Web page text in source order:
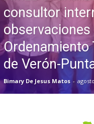
consultor
observaciones
Ordenamiento
de Verón-
Bimary De Jesus Matos -